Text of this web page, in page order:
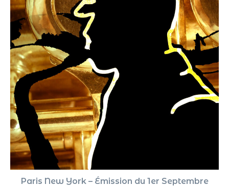
Paris New York – Émission du 1er Septembre